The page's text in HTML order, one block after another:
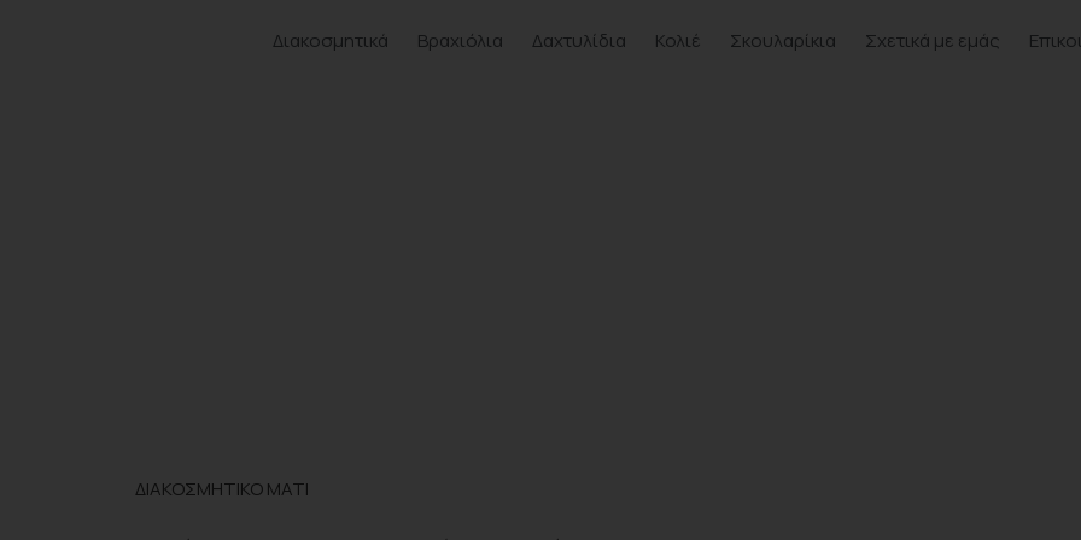
Διακοσμητικά Βραχιόλια Δαχτυλίδια Κολιέ Σκουλαρίκια Σχετικά με εμάς
ΔΙΑΚΟΣΜΗΤΙΚΟ ΜΑΤΙ